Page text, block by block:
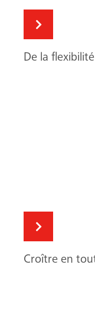
De la
Croître en